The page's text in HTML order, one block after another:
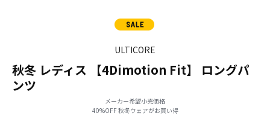
ULTICORE
秋冬 レディス 【4Dimotion Fit】 ロングパ
ンツ
メーカー希望小売価格
40%OFF 秋冬ウェアがお買い得